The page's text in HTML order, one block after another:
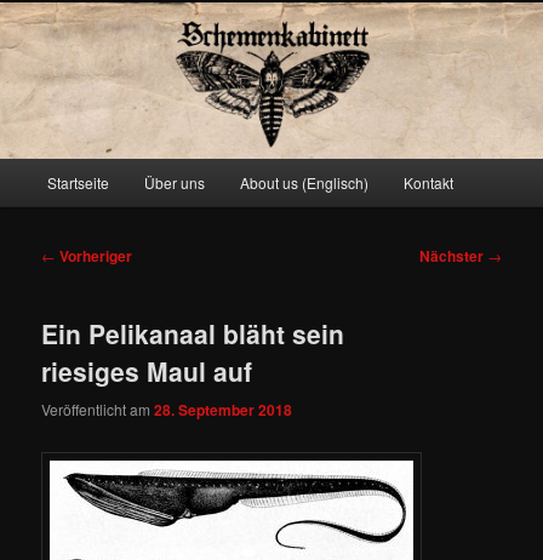
Schemenkabinett
Zum
springen
Startseite Über uns About us (Englisch) Kontakt
Beitragsnavigation
← Vorheriger Nächster →
Ein Pelikanaal bläht sein
riesiges Maul auf
Veröffentlicht am28. September 2018